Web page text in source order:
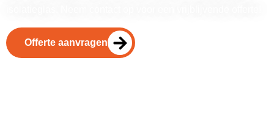
Offerte aanvragen